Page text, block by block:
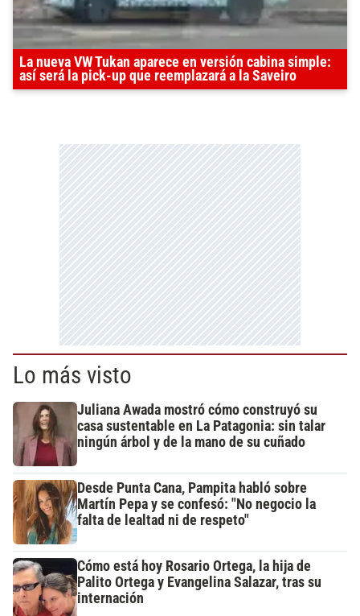
La nueva VW Tukan aparece en versión cabina simple:
así será la pick-up que reemplazará a la Saveiro
Lo más visto
Juliana Awada mostró cómo construyó su
casa sustentable en La Patagonia: sin talar
ningún árbol y de la mano de su cuñado
Desde Punta Cana, Pampita habló sobre
Martín Pepa y se confesó: "No negocio la
falta de lealtad ni de respeto"
Cómo está hoy Rosario Ortega, la hija de
Palito Ortega y Evangelina Salazar, tras su
internación